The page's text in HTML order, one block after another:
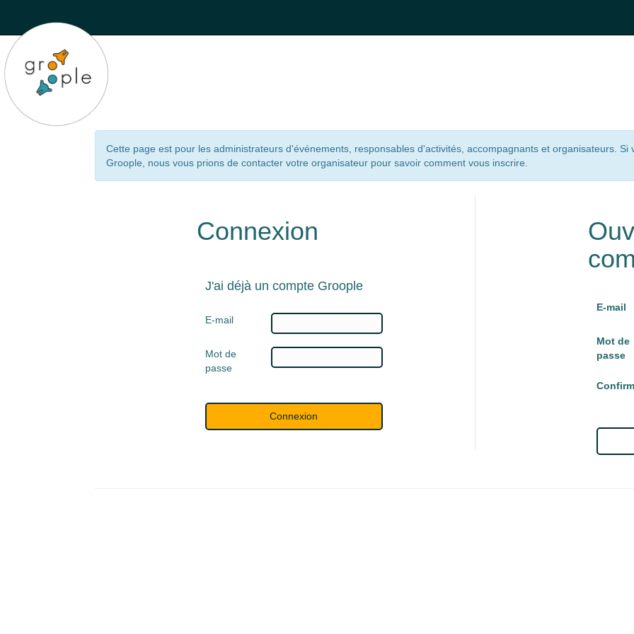
Cette page est pour les administrateurs d'événements, responsables d'activités, accompagnants et organisateurs.
Groople, nous vous prions de contacter votre organisateur pour savoir comment vous inscrire.
Connexion
J'ai déjà un compte Groople
E-mail
Mot de
passe
E-mail
Mot de
passe